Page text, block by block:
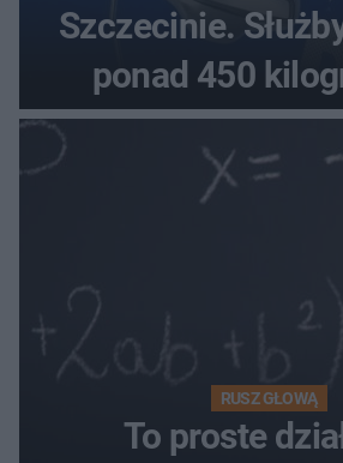
Szczecinie.
ponad 450
towaru
RUSZ GŁOWĄ
To proste